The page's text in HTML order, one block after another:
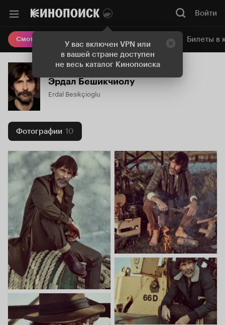
У вас включен VPN или
в вашей стране доступен
не весь каталог Кинопоиска
Войти
Смотреть кино Онлайн-кинотеатр Билеты в
Эрдал Бешикчиолу
Erdal Besikçioglu
Фотографии 10